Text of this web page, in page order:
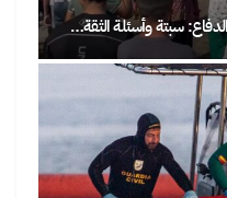
سبتة وأسئلة الثقة…